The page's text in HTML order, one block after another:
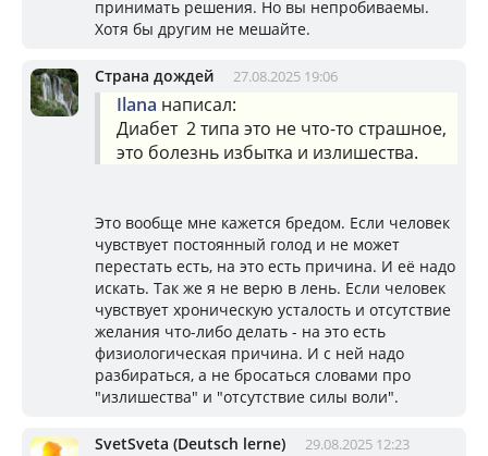
принимать решения. Но вы непробиваемы.
Хотя бы другим не мешайте.
Страна дождей 27.08.2025 19:06
Ilana написал:
Диабет 2 типа это не что-то страшное,
это болезнь избытка и излишества.
Это вообще мне кажется бредом. Если человек
чувствует постоянный голод и не может
перестать есть, на это есть причина. И её надо
искать. Так же я не верю в лень. Если человек
чувствует хроническую усталость и отсутствие
желания что-либо делать - на это есть
физиологическая причина. И с ней надо
разбираться, а не бросаться словами про
"излишества" и "отсутствие силы воли".
SvetSveta (Deutsch lerne) 29.08.2025 12:23